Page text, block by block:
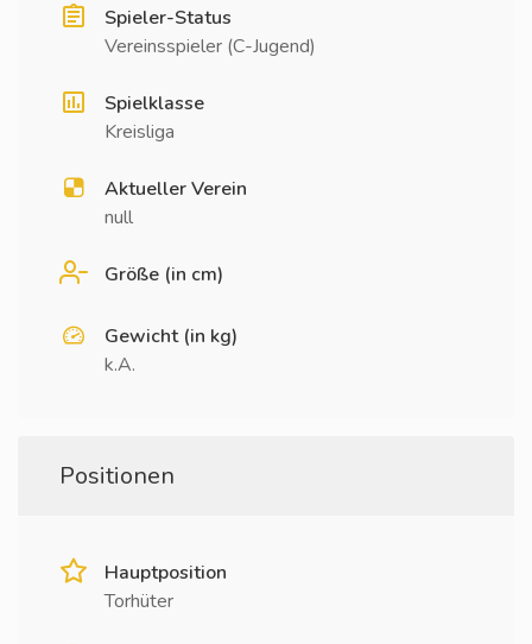
Spieler-Status
Vereinsspieler (C-Jugend)
Spielklasse
Kreisliga
Aktueller Verein
null
Größe (in cm)
Gewicht (in kg)
k.A.
Positionen
Hauptposition
Torhüter